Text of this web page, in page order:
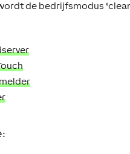
de bedrijfsmodus